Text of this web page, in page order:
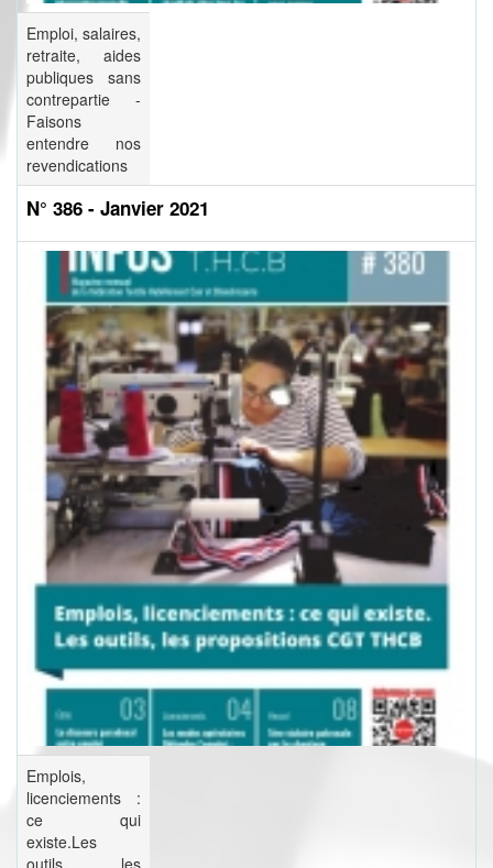
Emploi, salaires,
retraite, aides
publiques sans
contrepartie -
Faisons
entendre nos
revendications
N° 386 - Janvier 2021
Emplois,
licenciements :
ce qui
existe.Les